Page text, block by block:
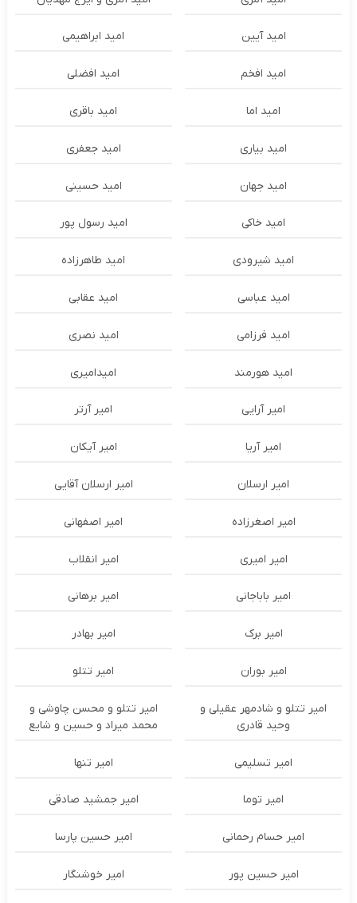
امید آیین امید ابراهیمی
امید افخم امید افضلی
امید اما امید باقری
امید بیاری امید جعفری
امید جهان امید حسینی
امید خاکی امید رسول پور
امید شیرودی امید طاهرزاده
امید عباسی امید عقابی
امید فرزامی امید نصری
امید هورمند امیدامیری
امیر آرایی امیر آرتر
امیر آریا امیر آیکان
امیر ارسلان امیر ارسلان آقایی
امیر اصغرزاده امیر اصفهانی
امیر امیری امیر انقلاب
امیر باباجانی امیر برهانی
امیر برک امیر بهادر
امیر بوران امیر تتلو
امیر تتلو و شادمهر عقیلی و
وحید قادری
امیر تتلو و محسن چاوشی و
محمد میراد و حسین و شایع
امیر تسلیمی امیر تنها
امیر توما امیر جمشید صادقی
امیر حسام رحمانی امیر حسین پارسا
امیر حسین پور امیر خوشنگار